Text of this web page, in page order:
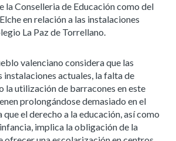
la Conselleria de Educación como del
en relación a las instalaciones
La Paz de Torrellano.
valenciano considera que las
instalaciones actuales, la falta de
la utilización de barracones en este
prolongándose demasiado en el
el derecho a la educación, así como
implica la obligación de la